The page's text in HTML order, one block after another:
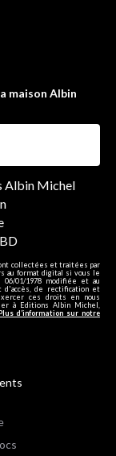
maison Albin
Albin Michel
collectées et traitées par
au format digital si vous le
01/1978 modifiée et au
d'accès, de rectification et
ces droits en nous
à Editions Albin Michel,
d’information sur notre